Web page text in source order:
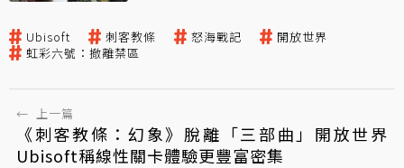
Ubisoft 刺客教條 怒海戰記
開放世界
虹彩六號：撤離禁區
← 上一篇
《刺客教條：幻象》脫離「三部曲」開放世界
Ubisoft稱線性關卡體驗更豐富密集